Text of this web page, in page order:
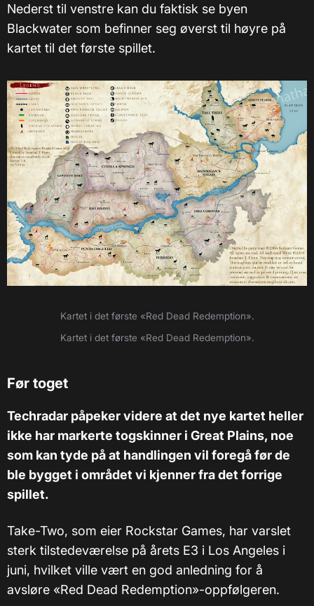
Nederst til venstre kan du faktisk se byen
Blackwater som befinner seg øverst til høyre på
kartet til det første spillet.
Kartet i det første «Red Dead Redemption».
Kartet i det første «Red Dead Redemption».
Før toget
Techradar påpeker videre at det nye kartet heller
ikke har markerte togskinner i Great Plains, noe
som kan tyde på at handlingen vil foregå før de
ble bygget i området vi kjenner fra det forrige
spillet.
Take-Two, som eier Rockstar Games, har varslet
sterk tilstedeværelse på årets E3 i Los Angeles i
juni, hvilket ville vært en god anledning for å
avsløre «Red Dead Redemption»-oppfølgeren.